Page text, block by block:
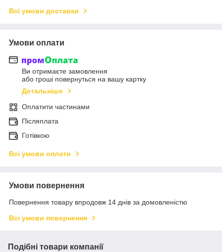
Всі умови доставки
Умови оплати
Ви отримаєте замовлення
або гроші повернуться на вашу картку
Детальніше
Оплатити частинами
Післяплата
Готівкою
Всі умови оплати
Умови повернення
Повернення товару впродовж 14 днів за домовленістю
Всі умови повернення
Подібні товари компанії